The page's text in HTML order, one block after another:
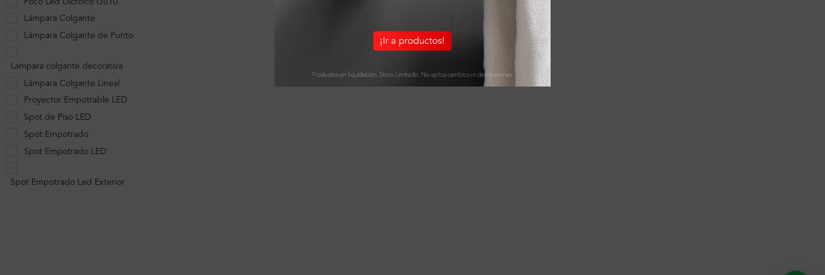
Lámpara Colgante
Lámpara Colgante de Punto
Lampara colgante decorativa
Lámpara Colgante Lineal
Proyector Empotrable LED
Spot de Piso LED
Spot Empotrado
Spot Empotrado LED
Spot Empotrado Led Exterior